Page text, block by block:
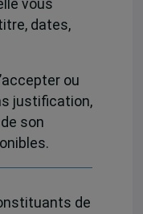
vous
dates,
ou
justification,
son
de